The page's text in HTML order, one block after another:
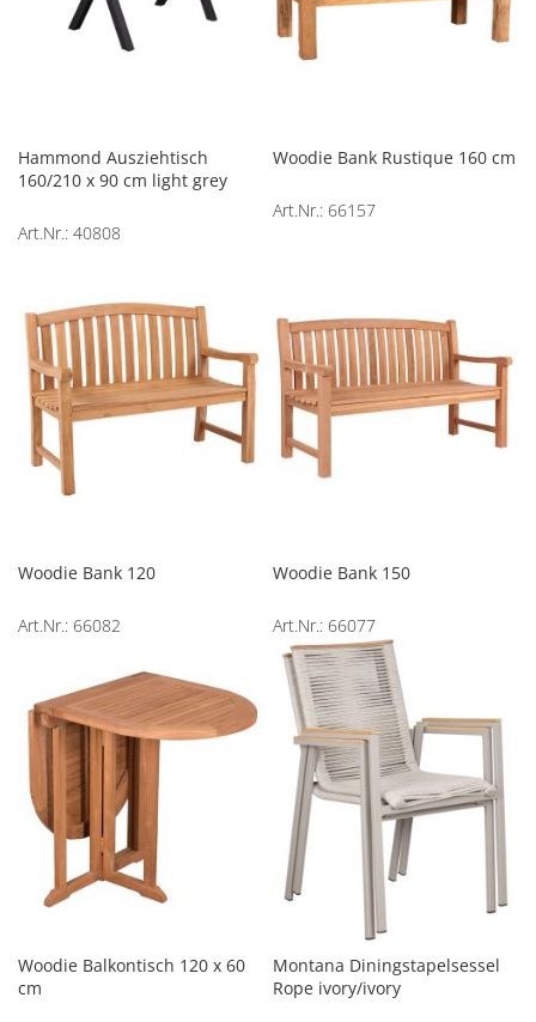
Hammond Ausziehtisch
160/210 x 90 cm light grey
Art.Nr.: 40808
Woodie Bank Rustique 160 cm
Art.Nr.: 66157
Woodie Bank 120
Art.Nr.: 66082
Woodie Bank 150
Art.Nr.: 66077
Woodie Balkontisch 120 x 60
cm
Montana Diningstapelsessel
Rope ivory/ivory